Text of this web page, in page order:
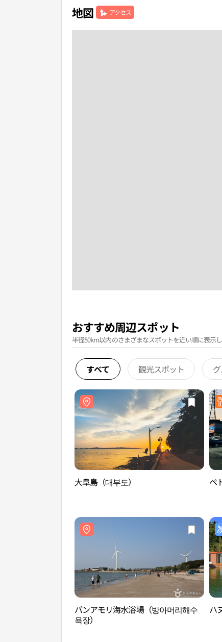
地図 アクセス
おすすめ周辺スポット
半径50km以内のさまざまなスポットを近い順に表示し
すべて 観光スポット
大阜島（대부도） ペ
パンアモリ海水浴場（방아머리해수
욕장）
ハ